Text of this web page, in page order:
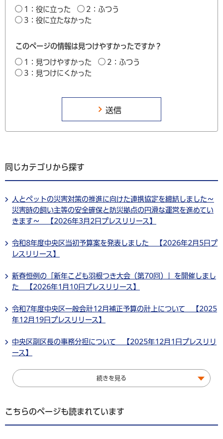
1：役に立った
2：ふつう
3：役に立たなかった
このページの情報は見つけやすかったですか？
1：見つけやすかった
2：ふつう
3：見つけにくかった
同じカテゴリから探す
人とペットの災害対策の推進に向けた連携協定を締結しました～
災害時の飼い主等の安全確保と防災拠点の円滑な運営を進めてい
きます～ 【2026年3月2日プレスリリース】
令和8年度中央区当初予算案を発表しました 【2026年2月5日プ
レスリリース】
新春恒例の「新年こども羽根つき大会（第70回）」を開催しまし
た 【2026年1月10日プレスリリース】
令和7年度中央区一般会計12月補正予算の計上について 【2025
年12月19日プレスリリース】
中央区副区長の事務分担について 【2025年12月1日プレスリリ
ース】
続きを見る
こちらのページも読まれています